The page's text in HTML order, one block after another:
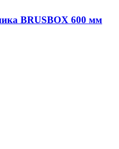
BRUSBOX 600 мм